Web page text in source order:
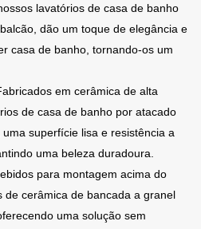
lavatórios de casa de banho
dão um toque de elegância e
casa de banho, tornando-os um
em cerâmica de alta
de casa de banho por atacado
superfície lisa e resistência a
uma beleza duradoura.
para montagem acima do
de cerâmica de bancada a granel
uma solução sem